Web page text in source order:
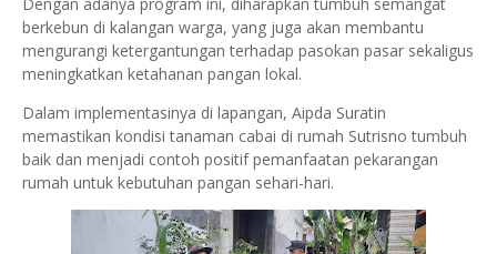
Dengan adanya program ini, diharapkan tumbuh semangat
berkebun di kalangan warga, yang juga akan membantu
mengurangi ketergantungan terhadap pasokan pasar sekaligus
meningkatkan ketahanan pangan lokal.
Dalam implementasinya di lapangan, Aipda Suratin
memastikan kondisi tanaman cabai di rumah Sutrisno tumbuh
baik dan menjadi contoh positif pemanfaatan pekarangan
rumah untuk kebutuhan pangan sehari-hari.